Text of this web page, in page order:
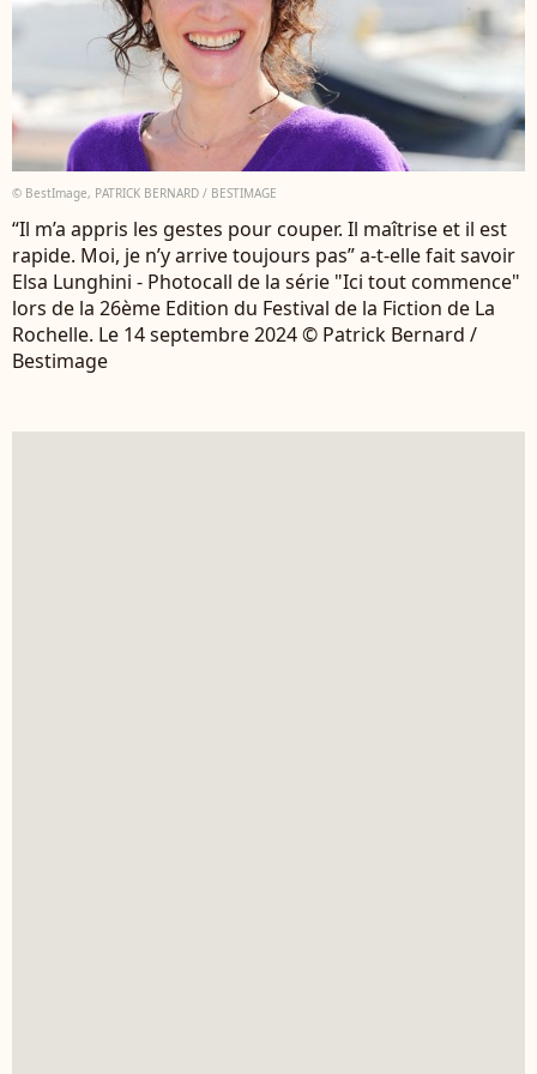
© BestImage, PATRICK BERNARD / BESTIMAGE
“Il m’a appris les gestes pour couper. Il maîtrise et il est
rapide. Moi, je n’y arrive toujours pas” a-t-elle fait savoir
Elsa Lunghini - Photocall de la série "Ici tout commence"
lors de la 26ème Edition du Festival de la Fiction de La
Rochelle. Le 14 septembre 2024 © Patrick Bernard /
Bestimage